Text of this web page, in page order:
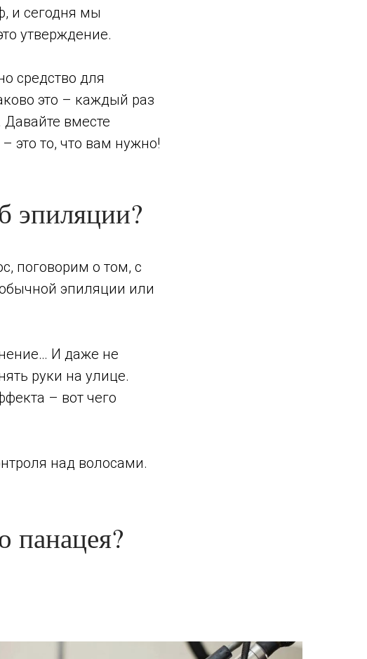
и сегодня мы
утверждение.
средство для
это – каждый раз
Давайте вместе
это то, что вам нужно!
эпиляции?
поговорим о том, с
эпиляции или
И даже не
руки на улице.
– вот чего
над волосами.
панацея?